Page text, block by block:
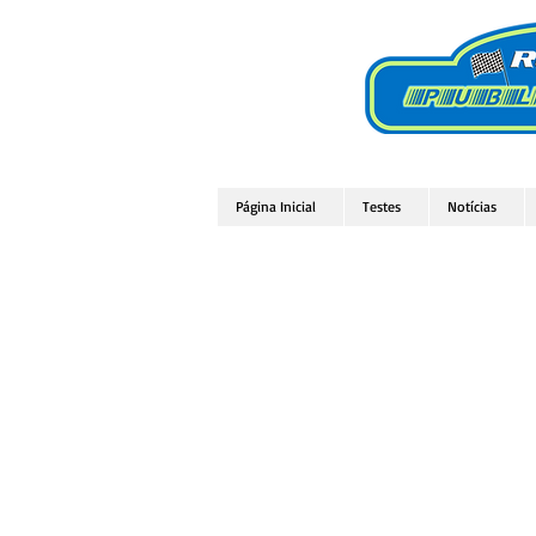
Página Inicial Testes Notícias